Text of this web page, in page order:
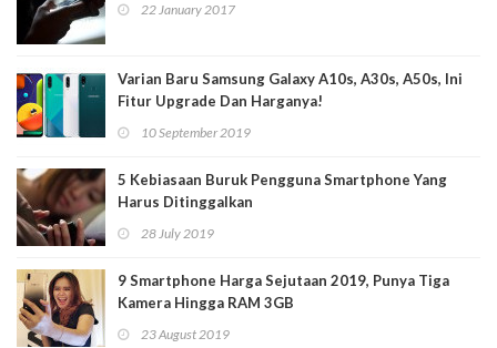
22 January 2017
Varian Baru Samsung Galaxy A10s, A30s, A50s, Ini
Fitur Upgrade Dan Harganya!
10 September 2019
5 Kebiasaan Buruk Pengguna Smartphone Yang
Harus Ditinggalkan
28 July 2019
9 Smartphone Harga Sejutaan 2019, Punya Tiga
Kamera Hingga RAM 3GB
23 August 2019